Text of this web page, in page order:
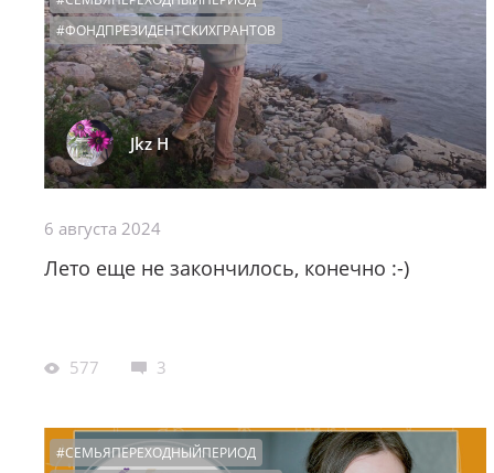
Jkz H
#ФОНДПРЕЗИДЕНТСКИХГРАНТОВ
6 августа 2024
Лето еще не закончилось, конечно :-)
577 3
#СЕМЬЯПЕРЕХОДНЫЙПЕРИОД